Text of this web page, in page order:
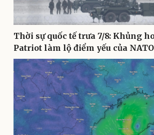
Thể thao
Bóng đá
Lịch thi đấu bóng đá
Ô tô - Xe
Ô tô
Xe máy
Thời sự quốc tế trưa 7/8: Khủng
Patriot làm lộ điểm yếu của NATO